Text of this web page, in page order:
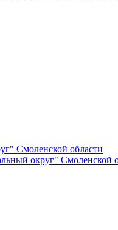
Смоленской области
округ" Смоленской